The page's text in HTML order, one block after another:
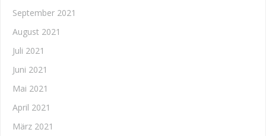
September 2021
August 2021
Juli 2021
Juni 2021
Mai 2021
April 2021
März 2021